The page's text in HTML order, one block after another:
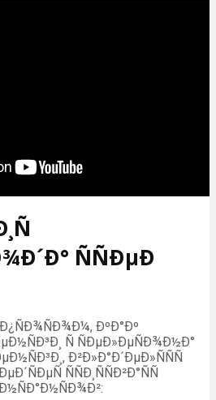
ÑÑÐµÐ
ÐºÐ°Ðº
Ñ ÑÐµÐ»ÐµÑÐ¾Ð½Ð°
Ð²Ð»Ð°Ð´ÐµÐ»ÑÑÑ
ÑÑÐ¸ÑÑÐ²Ð°ÑÑ